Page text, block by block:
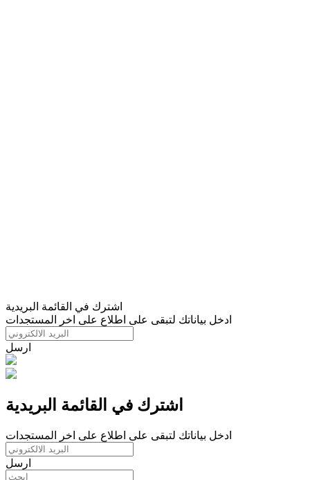
اشترك في القائمة البريدية
ادخل بياناتك لتبقى على اطلاع على اخر المستجدات
ارسل
اشترك في القائمة البريدية
ادخل بياناتك لتبقى على اطلاع على اخر المستجدات
ارسل